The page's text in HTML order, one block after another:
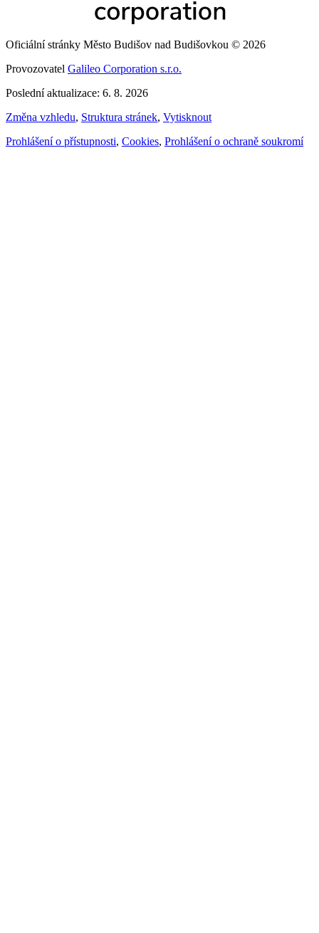
Oficiální stránky Město Budišov nad Budišovkou © 2026
Provozovatel Galileo Corporation s.r.o.
Poslední aktualizace: 6. 8. 2026
Změna vzhledu, Struktura stránek, Vytisknout
Prohlášení o přístupnosti, Cookies, Prohlášení o ochraně soukromí